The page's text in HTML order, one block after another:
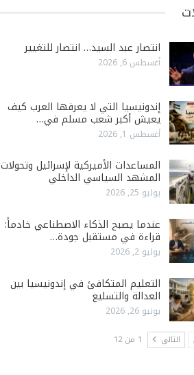
انتصار عبد السيد… انتصار للتغيير
أغسطس 6, 2026
إندونيسيا التي لا يعرفها العرب كيف
يعيش أكبر شعب مسلم في…
أغسطس 1, 2026
المساعدات الأميركية لإسرائيل وتحولات
المشهد السياسي الداخلي
يوليو 25, 2026
عندما يصبح الذكاء الاصطناعي خادماً:
قراءة في مستقبل جودة…
يوليو 2, 2026
التعليم المتكافئ في إندونيسيا بين
العدالة والتسليع
يونيو 26, 2026
التالي 1 من 12